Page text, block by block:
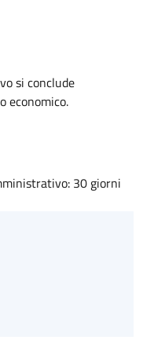
si conclude
economico.
30 giorni